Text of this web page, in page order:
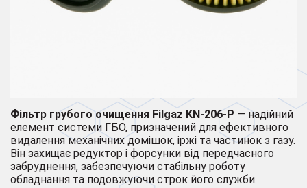
Фільтр грубого очищення Filgaz KN-206-P — надійний
елемент системи ГБО, призначений для ефективного
видалення механічних домішок, іржі та частинок з газу.
Він захищає редуктор і форсунки від передчасного
забруднення, забезпечуючи стабільну роботу
обладнання та подовжуючи строк його служби.